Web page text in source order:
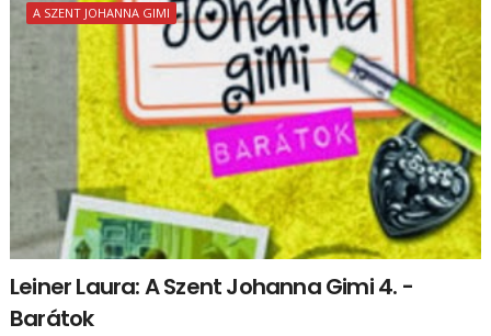
A SZENT JOHANNA GIMI
Leiner Laura: A Szent Johanna Gimi 4. -
Barátok